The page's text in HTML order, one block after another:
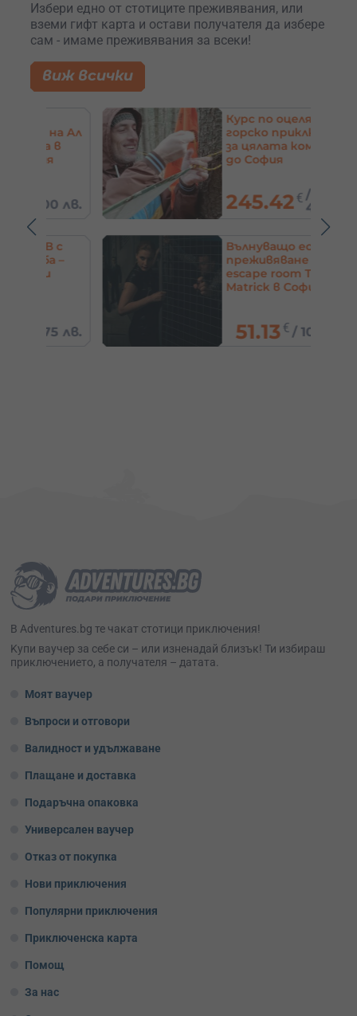
Избери едно от стотиците преживявания, или
вземи гифт карта и остави получателя да избере
сам - имаме преживявания за всеки!
виж всички
Курс по оцеляване –
горско приключение
за цялата компания
до София
245.42€ /
480 лв.
Вълнуващо ескейп
преживяване –
escape room The
Matrick в София
€/100 лв.
В Adventures.bg те чакат стотици приключения!
Kупи ваучер за себе си – или изненадай близък! Ти избираш
приключението, а получателя – датата.
Моят ваучер
Въпроси и отговори
Валидност и удължаване
Плащане и доставка
Подаръчна опаковка
Универсален ваучер
Отказ от покупка
Нови приключения
Популярни приключения
Приключенска карта
Помощ
За нас